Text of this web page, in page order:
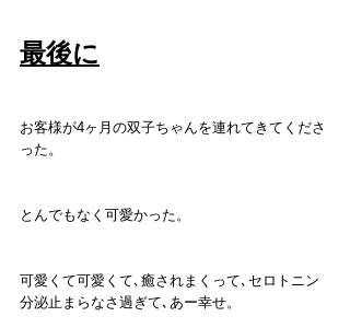
最後に
お客様が4ヶ月の双子ちゃんを連れてきてくださ
った。
とんでもなく可愛かった。
可愛くて可愛くて､癒されまくって､セロトニン
分泌止まらなさ過ぎて､あー幸せ。